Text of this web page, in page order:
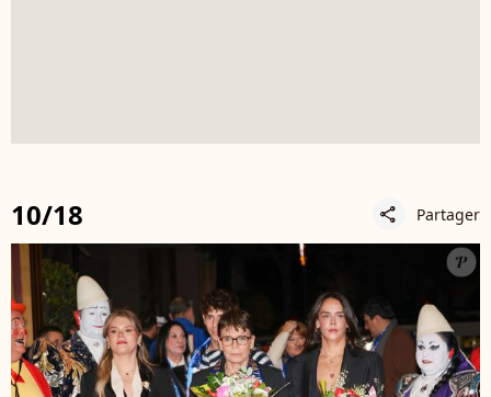
10/18 share Partager